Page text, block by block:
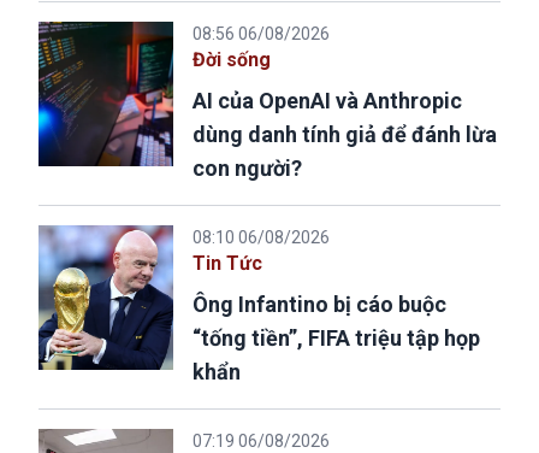
08:56 06/08/2026
Đời sống
AI của OpenAI và Anthropic
dùng danh tính giả để đánh lừa
con người?
08:10 06/08/2026
Tin Tức
Ông Infantino bị cáo buộc
“tống tiền”, FIFA triệu tập họp
khẩn
07:19 06/08/2026